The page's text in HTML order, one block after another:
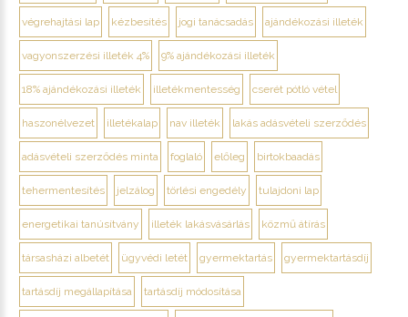
végrehajtási lap kézbesítés jogi tanácsadás ajándékozási illeték
vagyonszerzési illeték 4% 9% ajándékozási illeték
18% ajándékozási illeték illetékmentesség cserét pótló vétel
haszonélvezet illetékalap nav illeték lakás adásvételi szerződés
adásvételi szerződés minta foglaló előleg birtokbaadás
tehermentesítés jelzálog törlési engedély tulajdoni lap
energetikai tanúsítvány illeték lakásvásárlás közmű átírás
társasházi albetét ügyvédi letét gyermektartás gyermektartásdíj
tartásdíj megállapítása tartásdíj módosítása